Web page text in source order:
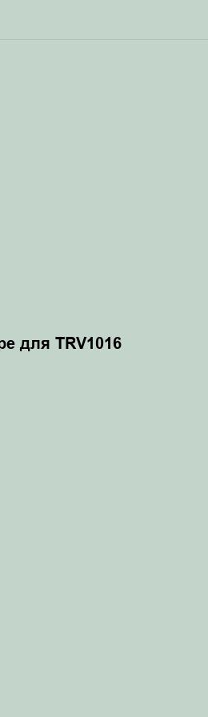
для TRV1016